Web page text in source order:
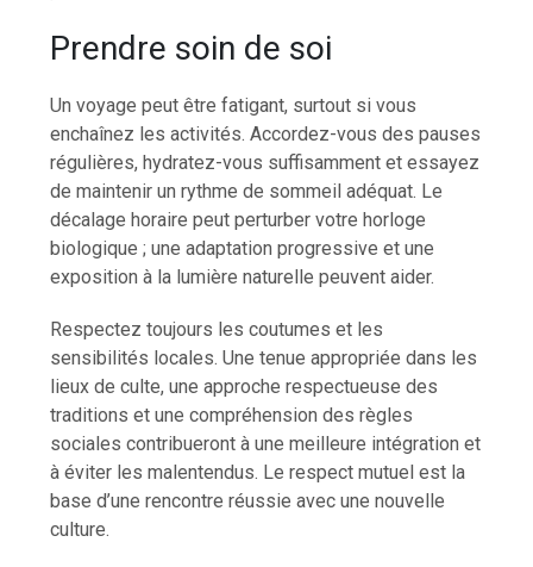
Prendre soin de soi
Un voyage peut être fatigant, surtout si vous
enchaînez les activités. Accordez-vous des pauses
régulières, hydratez-vous suffisamment et essayez
de maintenir un rythme de sommeil adéquat. Le
décalage horaire peut perturber votre horloge
biologique ; une adaptation progressive et une
exposition à la lumière naturelle peuvent aider.
Respectez toujours les coutumes et les
sensibilités locales. Une tenue appropriée dans les
lieux de culte, une approche respectueuse des
traditions et une compréhension des règles
sociales contribueront à une meilleure intégration et
à éviter les malentendus. Le respect mutuel est la
base d’une rencontre réussie avec une nouvelle
culture.